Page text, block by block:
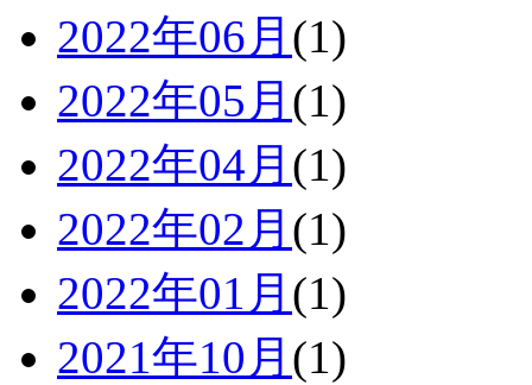
2022年06月 (1)
2022年05月 (1)
2022年04月 (1)
2022年02月 (1)
2022年01月 (1)
2021年10月 (1)